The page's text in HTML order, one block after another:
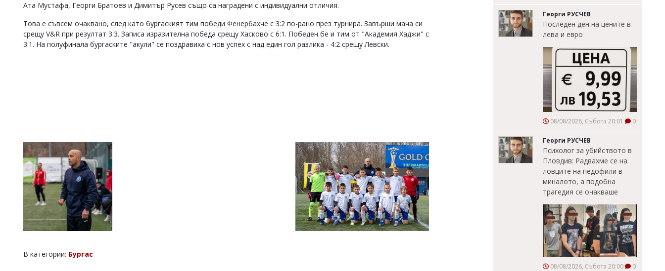
откриете
обиден
Ата Мустафа, Георги Братоев и Димитър Русев също са наградени с индивидуални отличия.
Това е съвсем очаквано, след като бургаският тим победи Фенербахче с 3:2 по-рано през турнира. Завърши мача си
срещу V&R при резултат 3:3. Записа изразителна победа срещу Хасково с 6:1. Победен бе и тим от "Академия Хаджи" с
3:1. На полуфинала бургаските "акули" се поздравиха с нов успех с над един гол разлика - 4:2 срещу Левски.
В категории: Бургас
Георги РУСЧЕВ
Последен ден на цените в
лева и евро
08/08/2026, Събота 20:01 0
Георги РУСЧЕВ
Психолог за убийството в
Пловдив: Радвахме се на
ловците на педофили в
миналото, а подобна
трагедия се очакваше
08/08/2026, Събота 20:00 0